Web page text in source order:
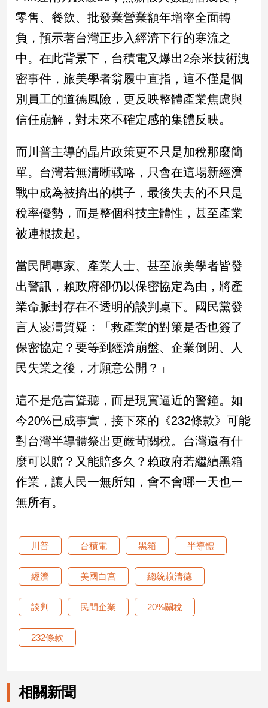
建
室
內
設
計
旅
美
星
座/
命
理
消
健
親
子/
感
情
藝
術
／
文
創
電
推
薦
科
技/
遊
運
物
Pet
影
音
專
合
零售、餐飲、批發業營業額年增率全面轉
負，預示著台灣正步入經濟下行的寒流之
中。在此背景下，台積電又爆出2奈米技術洩
密事件，旅美學者翁履中直指，這不僅是個
別員工的道德風險，更反映整體產業焦慮與
信任崩解，對未來不確定感的集體反映。
而川普主導的晶片政策更不只是加稅那麼簡
單。台灣若無清晰戰略，只會在這場新經濟
戰中成為被擠出的棋子，最後失去的不只是
稅率優勢，而是整個科技主體性，甚至產業
被連根拔起。
當民間專家、產業人士、甚至旅美學者皆發
出警訊，賴政府卻仍以保密協定為由，將產
業命脈封存在不透明的談判桌下。國民黨發
言人凌濤質疑：「救產業的對策是否也簽了
保密協定？要等到經濟崩盤、企業倒閉、人
民失業之後，才願意公開？」
這不是危言聳聽，而是現實逼近的警鐘。如
今20%已成事實，接下來的《232條款》可能
對台灣半導體祭出更嚴苛關稅。台灣還有什
麼可以賠？又能賠多久？賴政府若繼續黑箱
作業，讓人民一無所知，會不會哪一天也一
無所有。
川普 台積電 黑箱 半導體
經濟 美國白宮 總統賴清德
談判 民間企業 20%關稅
232條款
相關新聞